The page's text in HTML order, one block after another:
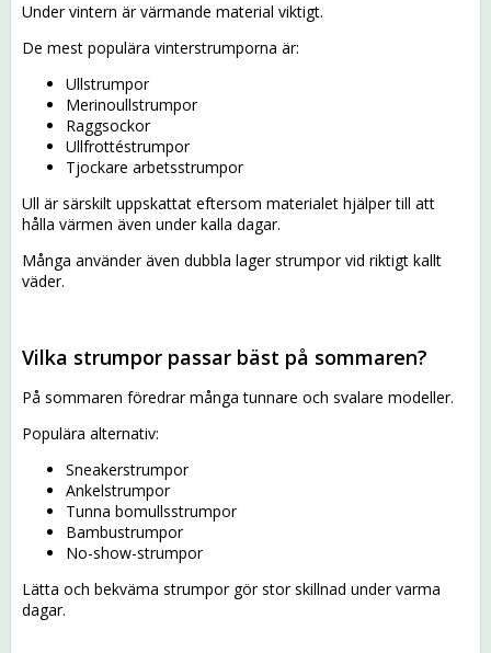
Under vintern är värmande material viktigt.
De mest populära vinterstrumporna är:
Ullstrumpor
Merinoullstrumpor
Raggsockor
Ullfrottéstrumpor
Tjockare arbetsstrumpor
Ull är särskilt uppskattat eftersom materialet hjälper till att
hålla värmen även under kalla dagar.
Många använder även dubbla lager strumpor vid riktigt kallt
väder.
Vilka strumpor passar bäst på sommaren?
På sommaren föredrar många tunnare och svalare modeller.
Populära alternativ:
Sneakerstrumpor
Ankelstrumpor
Tunna bomullsstrumpor
Bambustrumpor
No-show-strumpor
Lätta och bekväma strumpor gör stor skillnad under varma
dagar.